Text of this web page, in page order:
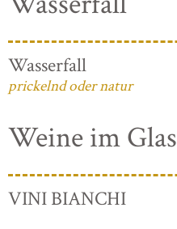
Wasserfall
prickelnd oder natur
Weine im Glas
VINI BIANCHI